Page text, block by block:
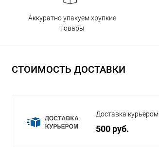
Аккуратно упакуем хрупкие
товары
СТОИМОСТЬ ДОСТАВКИ
Доставка курьером
500 руб.